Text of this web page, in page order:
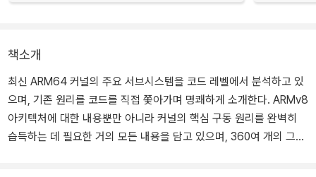
책소개
최신 ARM64 커널의 주요 서브시스템을 코드 레벨에서 분석하고 있
으며, 기존 원리를 코드를 직접 쫓아가며 명쾌하게 소개한다. ARMv8
아키텍처에 대한 내용뿐만 아니라 커널의 핵심 구동 원리를 완벽히
습득하는 데 필요한 거의 모든 내용을 담고 있으며, 360여 개의 그림